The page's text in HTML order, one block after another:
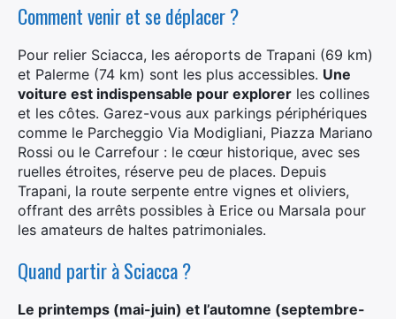
Comment venir et se déplacer ?
Pour relier Sciacca, les aéroports de Trapani (69 km)
et Palerme (74 km) sont les plus accessibles. Une
voiture est indispensable pour explorer les collines
et les côtes. Garez-vous aux parkings périphériques
comme le Parcheggio Via Modigliani, Piazza Mariano
Rossi ou le Carrefour : le cœur historique, avec ses
ruelles étroites, réserve peu de places. Depuis
Trapani, la route serpente entre vignes et oliviers,
offrant des arrêts possibles à Erice ou Marsala pour
les amateurs de haltes patrimoniales.
Quand partir à Sciacca ?
Le printemps (mai-juin) et l’automne (septembre-